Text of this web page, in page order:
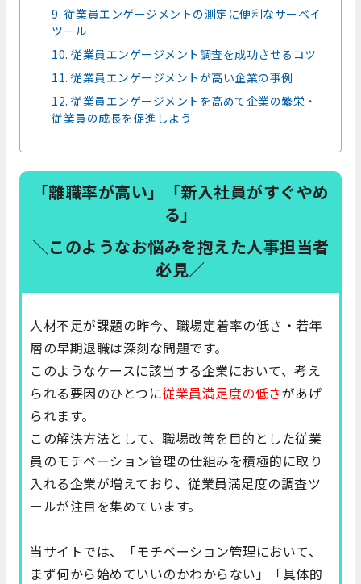
9. 従業員エンゲージメントの測定に便利なサーベイ
ツール
10. 従業員エンゲージメント調査を成功させるコツ
11. 従業員エンゲージメントが高い企業の事例
12. 従業員エンゲージメントを高めて企業の繁栄・
従業員の成長を促進しよう
「離職率が高い」「新入社員がすぐやめ
る」
＼このようなお悩みを抱えた人事担当者
必見／
人材不足が課題の昨今、職場定着率の低さ・若年
層の早期退職は深刻な問題です。
このようなケースに該当する企業において、考え
られる要因のひとつに従業員満足度の低さがあげ
られます。
この解決方法として、職場改善を目的とした従業
員のモチベーション管理の仕組みを積極的に取り
入れる企業が増えており、従業員満足度の調査ツ
ールが注目を集めています。
当サイトでは、「モチベーション管理において、
まず何から始めていいのかわからない」「具体的